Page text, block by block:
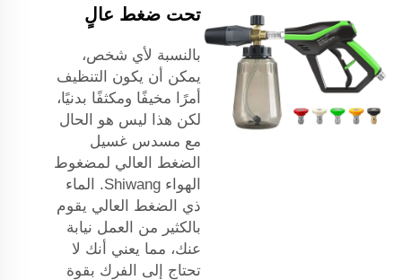
تحت ضغط عالٍ
بالنسبة لأي شخص،
يمكن أن يكون التنظيف
أمرًا مخيفًا ومكثفًا بدنيًا،
لكن هذا ليس هو الحال
مع مسدس غسيل
الضغط العالي لمضغوط
الهواء Shiwang. الماء
ذي الضغط العالي يقوم
بالكثير من العمل نيابة
عنك، مما يعني أنك لا
تحتاج إلى الفرك بقوة